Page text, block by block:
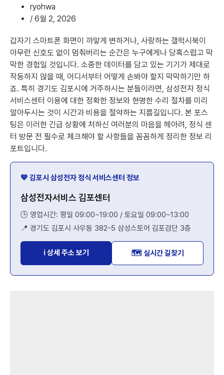
ryohwa
/ 6월 2, 2026
갑자기 스마트폰 화면이 까맣게 변하거나, 사랑하는 갤럭시북이
아무런 신호도 없이 멈춰버리는 순간은 누구에게나 당혹스럽고 막
막한 경험일 것입니다. 소중한 데이터를 담고 있는 기기가 제대로
작동하지 않을 때, 어디서부터 어떻게 손봐야 할지 막막하기만 하
죠. 특히 경기도 김포시에 거주하시는 분들이라면, 삼성전자 정식
서비스센터 이용에 대한 정확한 정보와 현명한 수리 절차를 미리
알아두시는 것이 시간과 비용을 절약하는 지름길입니다. 본 포스
팅은 이러한 긴급 상황에 처하신 여러분의 마음을 헤아려, 정식 센
터 방문 전 필수로 체크해야 할 사항들을 꼼꼼하게 정리한 정보 리
포트입니다.
💙 김포시 삼성전자 정식 서비스센터 정보
삼성전자서비스 김포센터
🕒 영업시간: 평일 09:00~19:00 / 토요일 09:00~13:00
📍 경기도 김포시 사우동 382-5 삼성스토어 김포검단 3층
ℹ️ 상세 주소 보기 🗺️ 실시간 길찾기